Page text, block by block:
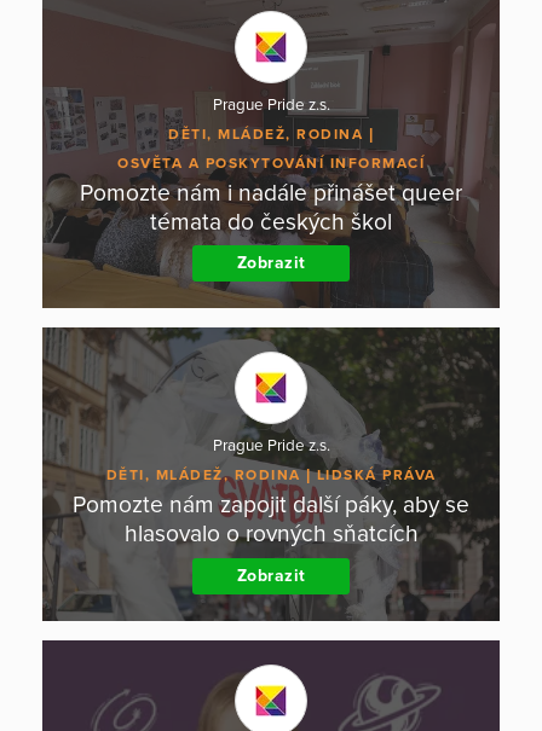
Prague Pride z.s.
DĚTI, MLÁDEŽ, RODINA
OSVĚTA A POSKYTOVÁNÍ INFORMACÍ
Pomozte nám i nadále přinášet queer
témata do českých škol
Zobrazit
Prague Pride z.s.
DĚTI, MLÁDEŽ, RODINA LIDSKÁ PRÁVA
Pomozte nám zapojit další páky, aby se
hlasovalo o rovných sňatcích
Zobrazit